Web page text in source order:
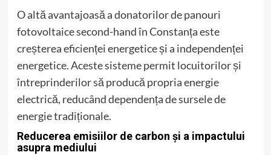
O altă avantajoasă a donatorilor de panouri
fotovoltaice second-hand în Constanța este
creșterea eficienței energetice și a independenței
energetice. Aceste sisteme permit locuitorilor și
întreprinderilor să producă propria energie
electrică, reducând dependența de sursele de
energie tradiționale.
Reducerea emisiilor de carbon și a impactului
asupra mediului